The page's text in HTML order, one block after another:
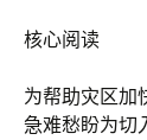
核心阅读
为帮助灾区加
急难愁盼为切